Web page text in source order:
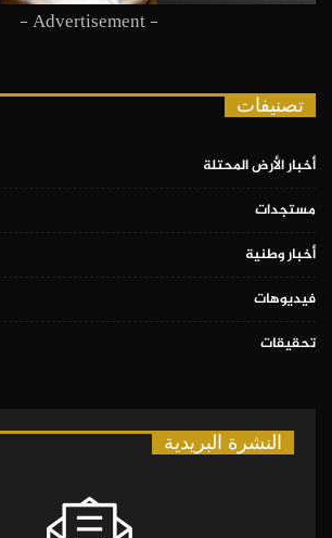
- Advertisement -
تصنيفات
أخبار الأرض المحتلة
مستجدات
أخبار وطنية
فيديوهات
تحقيقات
النشرة البريدية